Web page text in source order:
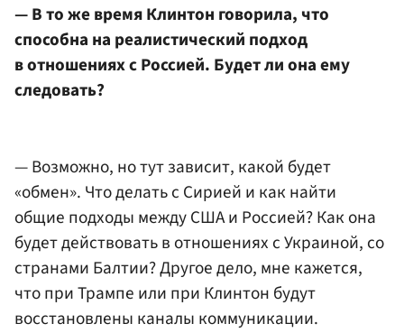
— В то же время Клинтон говорила, что
способна на реалистический подход
в отношениях с Россией. Будет ли она ему
следовать?
— Возможно, но тут зависит, какой будет
«обмен». Что делать с Сирией и как найти
общие подходы между США и Россией? Как она
будет действовать в отношениях с Украиной, со
странами Балтии? Другое дело, мне кажется,
что при Трампе или при Клинтон будут
восстановлены каналы коммуникации.